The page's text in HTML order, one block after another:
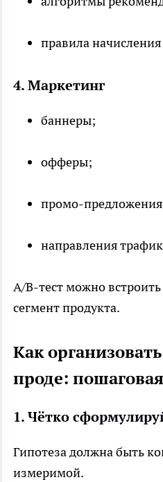
правила
4. Маркетинг
баннеры;
офферы;
промо-
направления
A/B-тест можно
сегмент продукта.
Как
проде:
1. Чётко
Гипотеза должна быть
измеримой.